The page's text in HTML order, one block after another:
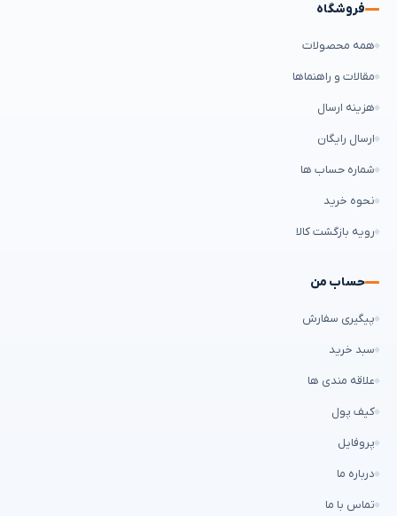
فروشگاه
همه محصولات
مقالات و راهنماها
هزینه ارسال
ارسال رایگان
شماره حساب ها
نحوه خرید
رویه بازگشت کالا
حساب من
پیگیری سفارش
سبد خرید
علاقه مندی ها
کیف پول
پروفایل
درباره ما
تماس با ما